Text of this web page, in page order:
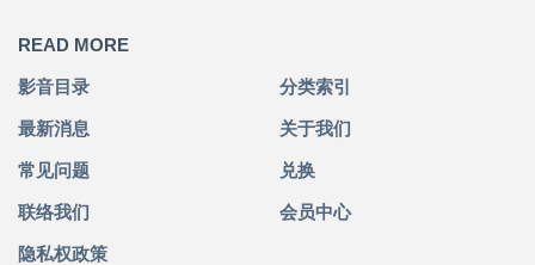
READ MORE
影音目录 分类索引
最新消息 关于我们
常见问题 兑换
联络我们 会员中心
隐私权政策